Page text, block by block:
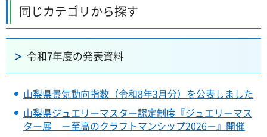
同じカテゴリから探す
令和7年度の発表資料
山梨県景気動向指数（令和8年3月分）を公表しました
山梨県ジュエリーマスター認定制度『ジュエリーマス
ター展 －至高のクラフトマンシップ2026－』開催